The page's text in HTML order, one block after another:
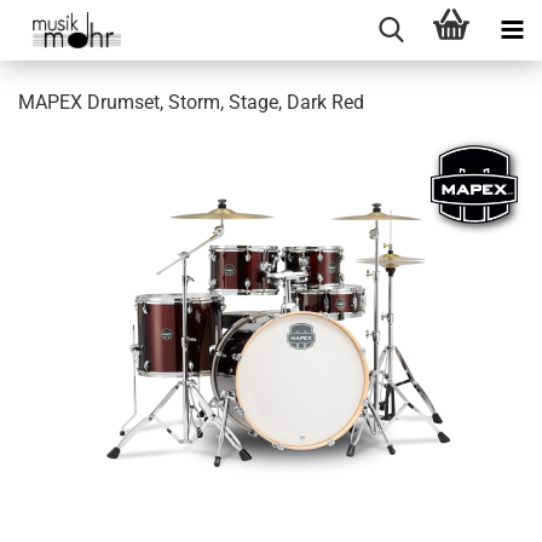
MAPEX Drumset, Storm, Stage, Dark Red